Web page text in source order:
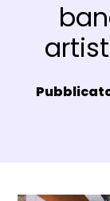
Data e